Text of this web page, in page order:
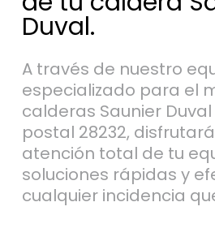
Duval.
A través de nuestro
especializado para el
calderas Saunier
postal 28232,
atención total de tu
soluciones rápidas y
cualquier incidencia